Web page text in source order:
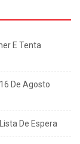
E Tenta
De Agosto
De Espera